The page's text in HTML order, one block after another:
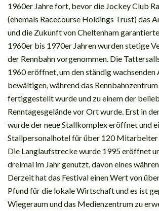
1960er Jahre fort, bevor die Jockey Club
(ehemals Racecourse Holdings Trust) das
und die Zukunft von Cheltenham
1960er bis 1970er Jahren wurden stetige
der Rennbahn vorgenommen. Die
1960 eröffnet, um den ständig wachsenden
bewältigen, während das
fertiggestellt wurde und zu einem der
Renntagesgelände vor Ort wurde. Erst in
wurde der neue Stallkomplex eröffnet und
Stallpersonalhotel für über 120
Die Langlaufstrecke wurde 1995 eröffnet
dreimal im Jahr genutzt, davon eines
Derzeit hat das Festival einen Wert von
Pfund für die lokale Wirtschaft und es ist
Wiegeraum und das Medienzentrum zu